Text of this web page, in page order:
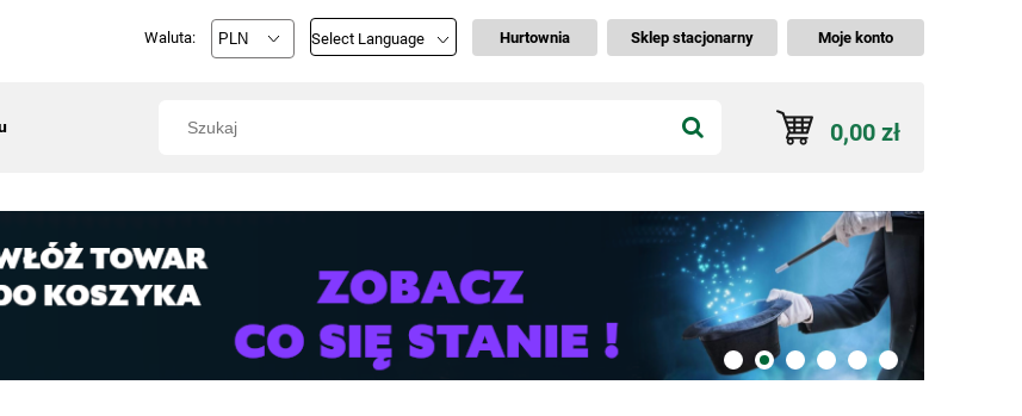
Waluta: Select Language Hurtownia Sklep stacjonarny Moje konto
0,00 zł